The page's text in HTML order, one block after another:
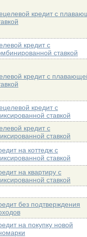
кредит с
кредит с
ставкой
кредит с
кредит с
ставкой
кредит с
ставкой
на коттедж с
ставкой
на квартиру с
ставкой
без подтверждения
на покупку новой